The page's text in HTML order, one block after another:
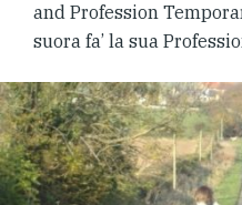
and Profession
suora fa’ la sua